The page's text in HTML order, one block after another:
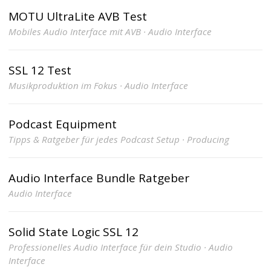
MOTU UltraLite AVB Test
Mobiles Audio Interface mit AVB · Audio Interface
SSL 12 Test
Musikproduktion im Fokus · Audio Interface
Podcast Equipment
Tipps & Ratgeber für jedes Podcast Setup · Producing
Audio Interface Bundle Ratgeber
Audio Interface
Solid State Logic SSL 12
Professionelles Audio Interface für dein Studio · Audio
Interface